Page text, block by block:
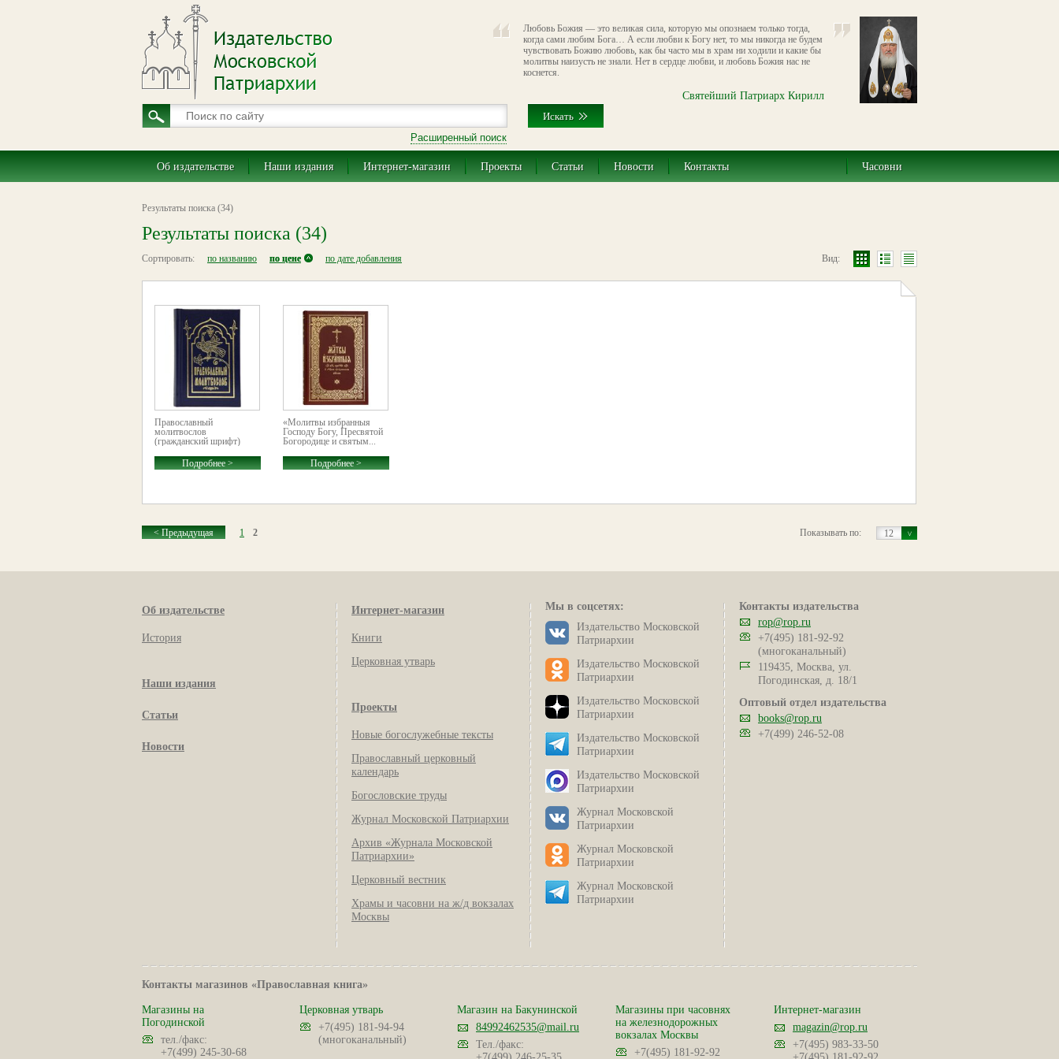
Любовь Божия — это великая сила, которую мы опознаем только тогда,
когда сами любим Бога… А если любви к Богу нет, то мы никогда не будем
чувствовать Божию любовь, как бы часто мы в храм ни ходили и какие бы
молитвы наизусть не знали. Нет в сердце любви, и любовь Божия нас не
коснется.
Святейший Патриарх Кирилл
Расширенный поиск
Об издательстве Наши издания Интернет-магазин Проекты Статьи Новости Контакты Часовни
Результаты поиска (34)
Результаты поиска (34)
Сортировать: Вид:
по названию по цене по дате добавления
Православный
молитвослов
(гражданский шрифт)
Подробнее >
«Молитвы избранныя
Господу Богу, Пресвятой
Богородице и святым...
Подробнее >
12
Показывать по:
< Предыдущая 1 2
Об издательстве
История
Наши издания
Статьи
Новости
Интернет-магазин
Книги
Церковная утварь
Проекты
Новые богослужебные тексты
Православный церковный
календарь
Богословские труды
Журнал Московской Патриархии
Архив «Журнала Московской
Патриархии»
Церковный вестник
Храмы и часовни на ж/д вокзалах
Москвы
Мы в соцсетях:
Издательство Московской
Патриархии
Издательство Московской
Патриархии
Издательство Московской
Патриархии
Издательство Московской
Патриархии
Издательство Московской
Патриархии
Журнал Московской
Патриархии
Журнал Московской
Патриархии
Журнал Московской
Патриархии
Контакты издательства
rop@rop.ru
+7(495) 181-92-92
(многоканальный)
119435, Москва, ул.
Погодинская, д. 18/1
Оптовый отдел издательства
books@rop.ru
+7(499) 246-52-08
Контакты магазинов «Православная книга»
Магазины на
Погодинской
тел./факс:
+7(499) 245-30-68
Церковная утварь
+7(495) 181-94-94
(многоканальный)
Магазин на Бакунинской
84992462535@mail.ru
Тел./факс:
Магазины при часовнях
на железнодорожных
вокзалах Москвы
+7(495) 181-92-92
Интернет-магазин
magazin@rop.ru
+7(495) 983-33-50